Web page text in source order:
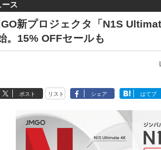
ース
新プロジェクタ「N1S
。15% OFFセールも
ポスト リスト シェア はてブ